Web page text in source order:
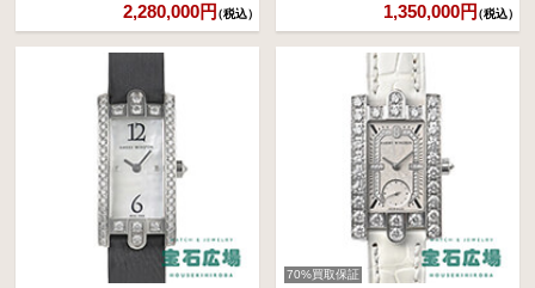
2,280,000円（税込） 1,350,000円（税込）
70%買取保証